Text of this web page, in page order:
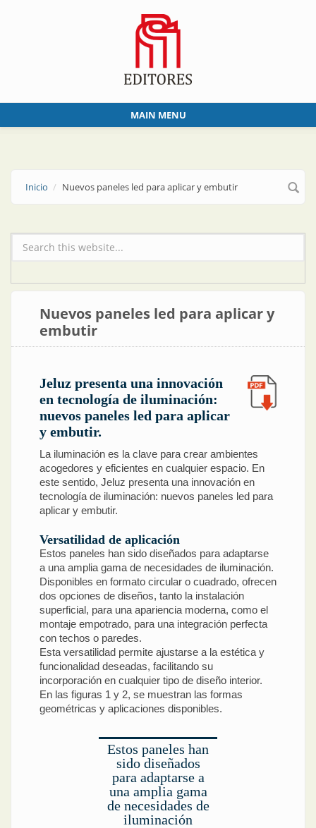
MAIN MENU
Inicio Nuevos paneles led para aplicar y embutir
Formulario de búsqueda
Nuevos paneles led para aplicar y
embutir
Jeluz presenta una innovación
en tecnología de iluminación:
nuevos paneles led para aplicar
y embutir.
La iluminación es la clave para crear ambientes
acogedores y eficientes en cualquier espacio. En
este sentido, Jeluz presenta una innovación en
tecnología de iluminación: nuevos paneles led para
aplicar y embutir.
Versatilidad de aplicación
Estos paneles han sido diseñados para adaptarse
a una amplia gama de necesidades de iluminación.
Disponibles en formato circular o cuadrado, ofrecen
dos opciones de diseños, tanto la instalación
superficial, para una apariencia moderna, como el
montaje empotrado, para una integración perfecta
con techos o paredes.
Esta versatilidad permite ajustarse a la estética y
funcionalidad deseadas, facilitando su
incorporación en cualquier tipo de diseño interior.
En las figuras 1 y 2, se muestran las formas
geométricas y aplicaciones disponibles.
Estos paneles han
sido diseñados
para adaptarse a
una amplia gama
de necesidades de
iluminación